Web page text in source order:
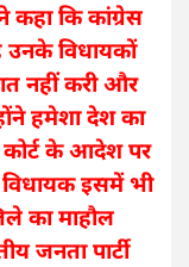
कहा कि कांग्रेस
उनके विधायकों
नहीं करी और
हमेशा देश का
कोर्ट के आदेश पर
इसमें भी
का माहौल
जनता पार्टी